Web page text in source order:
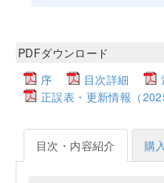
PDFダウンロード
序
目次詳細
正誤表・更新情報（
目次・内容紹介 購